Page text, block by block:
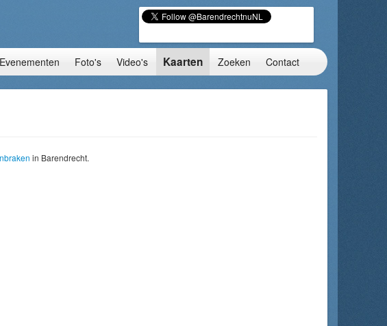
Evenementen Foto's Video's Kaarten Zoeken Contact
in Barendrecht.